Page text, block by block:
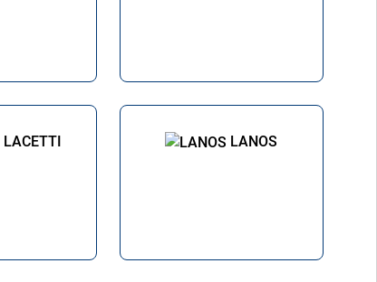
LACETTI LANOS